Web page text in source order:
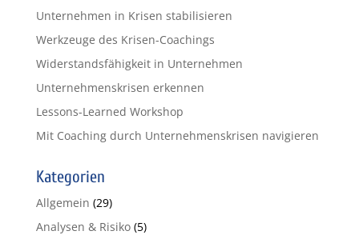
Unternehmen in Krisen stabilisieren
Werkzeuge des Krisen-Coachings
Widerstandsfähigkeit in Unternehmen
Unternehmenskrisen erkennen
Lessons-Learned Workshop
Mit Coaching durch Unternehmenskrisen navigieren
Kategorien
Allgemein (29)
Analysen & Risiko(5)